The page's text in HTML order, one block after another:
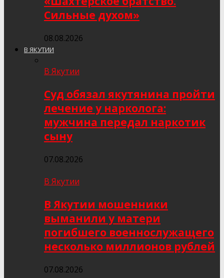
Сильные духом»
08.08.2026
В ЯКУТИИ
В Якутии
Суд обязал якутянина пройти
лечение у нарколога:
мужчина передал наркотик
сыну
07.08.2026
В Якутии
В Якутии мошенники
выманили у матери
погибшего военнослужащего
несколько миллионов рублей
07.08.2026